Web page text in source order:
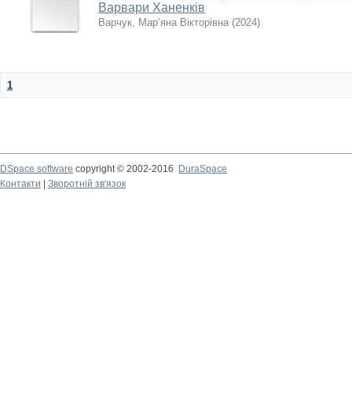
Варвари Ханенків
Варчук, Мар’яна Вікторівна (2024)
1
DSpace software copyright © 2002-2016
DuraSpace
Контакти
Зворотній зв'язок